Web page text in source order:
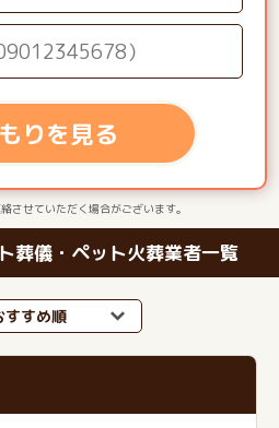
りを見る
させていただく場合がございます。
葬儀・ペット火葬業者一覧